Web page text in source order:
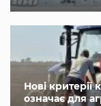
Нові
означає для